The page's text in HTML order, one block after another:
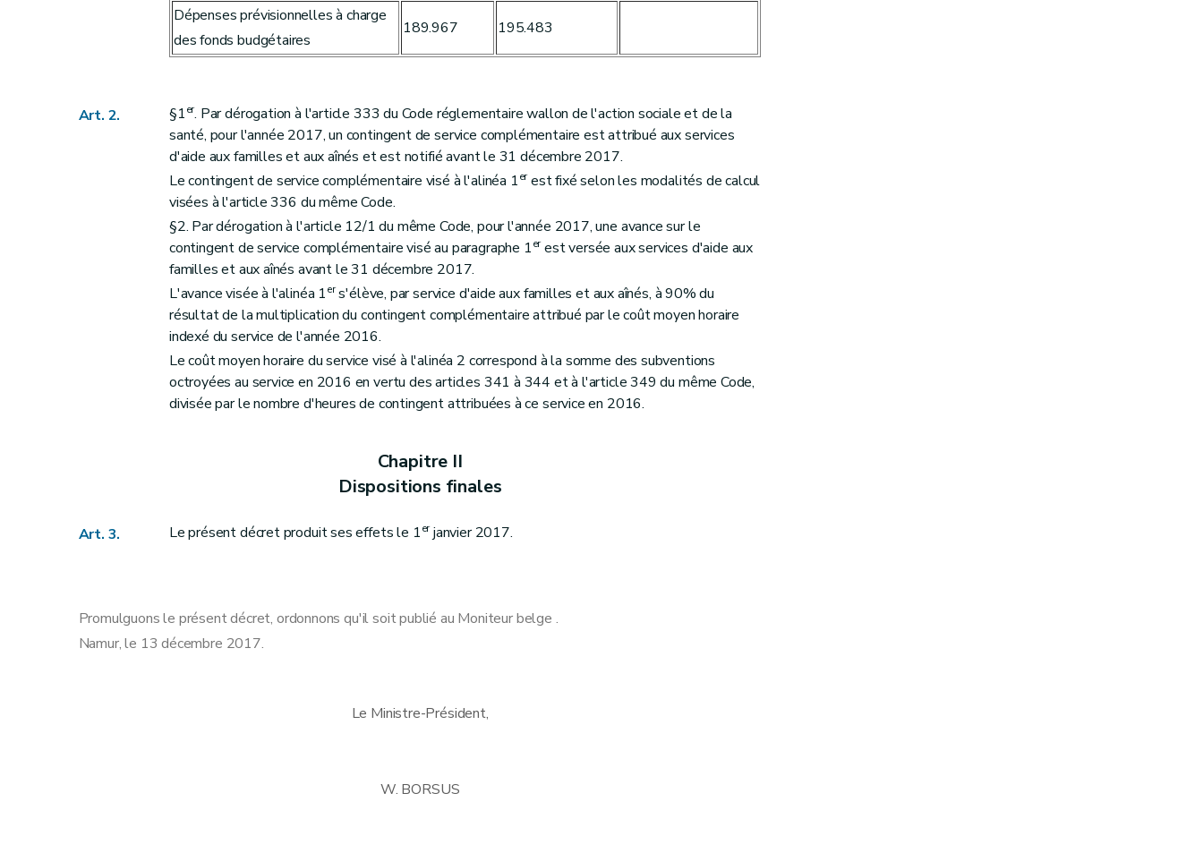
Dépenses prévisionnelles à charge
des fonds budgétaires
189.967 195.483
Art. 2. §1er. Par dérogation à l'article 333 du Code réglementaire wallon de l'action sociale et de la
santé, pour l'année 2017, un contingent de service complémentaire est attribué aux services
d'aide aux familles et aux aînés et est notifié avant le 31 décembre 2017.
Le contingent de service complémentaire visé à l'alinéa 1erest fixé selon les modalités de calcul
visées à l'article 336 du même Code.
§2. Par dérogation à l'article 12/1 du même Code, pour l'année 2017, une avance sur le
contingent de service complémentaire visé au paragraphe 1erest versée aux services d'aide aux
familles et aux aînés avant le 31 décembre 2017.
L'avance visée à l'alinéa 1ers'élève, par service d'aide aux familles et aux aînés, à 90% du
résultat de la multiplication du contingent complémentaire attribué par le coût moyen horaire
indexé du service de l'année 2016.
Le coût moyen horaire du service visé à l'alinéa 2 correspond à la somme des subventions
octroyées au service en 2016 en vertu des articles 341 à 344 et à l'article 349 du même Code,
divisée par le nombre d'heures de contingent attribuées à ce service en 2016.
Chapitre II
Dispositions finales
Art. 3. Le présent décret produit ses effets le 1erjanvier 2017.
Promulguons le présent décret, ordonnons qu'il soit publié au Moniteur belge .
Namur, le 13 décembre 2017.
Le Ministre-Président,
W. BORSUS